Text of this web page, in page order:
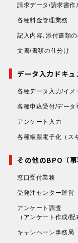
請求データ/請求書作
各種料金管理業務
記入内容､添付書類
文書/書類の仕分け
データ入力ドキュ
各種データ入力/イメ
各種申込受付/データ
アンケート入力
各種帳票電子化 （ス
その他のBPO（
窓口受付業務
受発注センター運営
アンケート調査
（アンケート作成/
キャンペーン事務局